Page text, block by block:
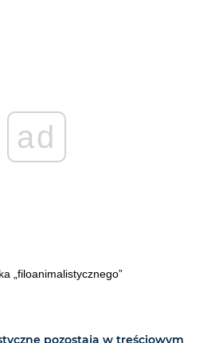
ad
„filoanimalistycznego”
pozostają w treściowym